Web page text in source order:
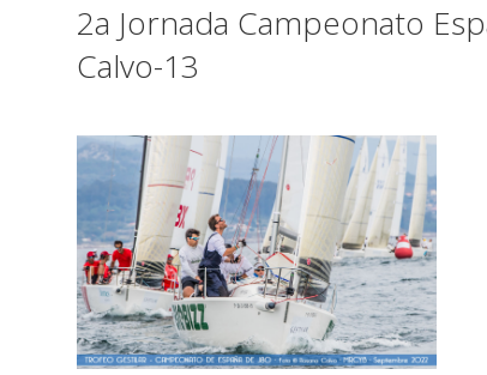
2a Jornada Campeonato
Calvo-13